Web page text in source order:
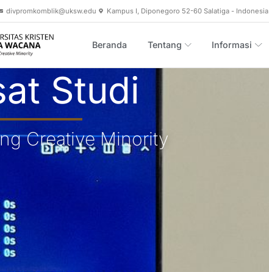
divpromkomblik@uksw.edu Kampus I, Diponegoro 52-60 Salatiga - Indonesia
Beranda Tentang Informasi
Studi
Creative Minority